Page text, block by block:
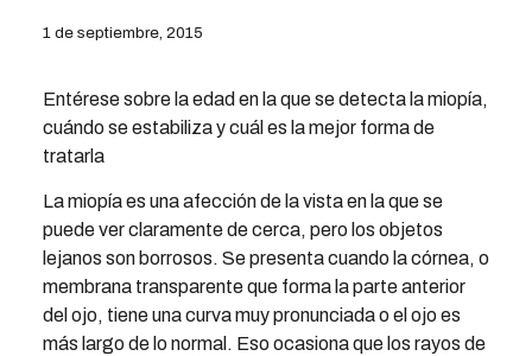
1 de septiembre, 2015
Entérese sobre la edad en la que se detecta la miopía,
cuándo se estabiliza y cuál es la mejor forma de
tratarla
La miopía es una afección de la vista en la que se
puede ver claramente de cerca, pero los objetos
lejanos son borrosos. Se presenta cuando la córnea, o
membrana transparente que forma la parte anterior
del ojo, tiene una curva muy pronunciada o el ojo es
más largo de lo normal. Eso ocasiona que los rayos de